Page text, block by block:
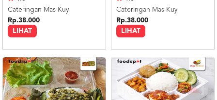
LIHAT
Cateringan Mas Kuy
Rp.38.000
LIHAT
Cateringan Mas Kuy
Rp.38.000